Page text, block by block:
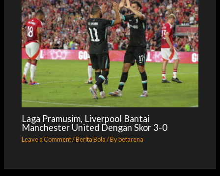
Laga Pramusim, Liverpool Bantai
Manchester United Dengan Skor 3-0
Leave a Comment/Berita Bola/ Bybetarena